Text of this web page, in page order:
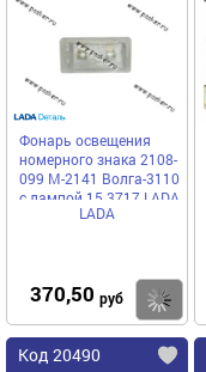
Фонарь освещения
номерного знака 2108-
099 М-2141 Волга-3110
с лампой 15.3717 LADA
LADA
370,50 руб
Код 20490